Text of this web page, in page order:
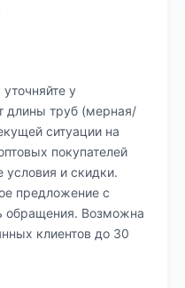
у
длины труб (мерная/
ситуации на
покупателей
и скидки.
предложение с
обращения. Возможна
клиентов до 30